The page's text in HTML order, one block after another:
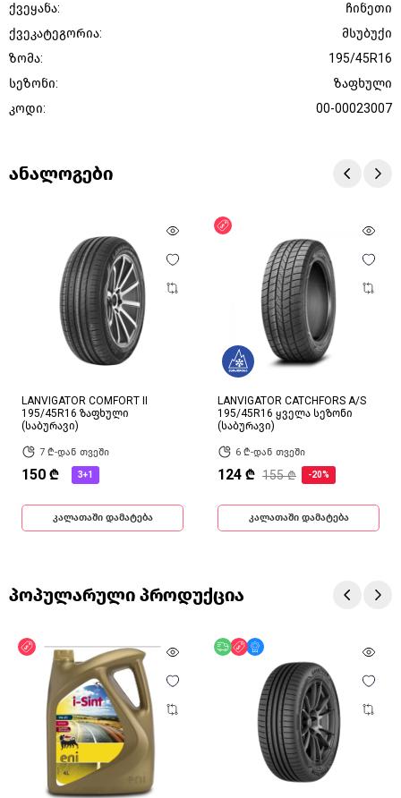
ქვეყანა:
ჩინეთი
ქვეკატეგორია:
მსუბუქი
ზომა:
195/45R16
სეზონი:
ზაფხული
კოდი:
00-00023007
ანალოგები
LANVIGATOR COMFORT II
195/45R16 ზაფხული
(საბურავი)
7 ₾-დან თვეში
150 ₾ 3+1
კალათაში დამატება
LANVIGATOR CATCHFORS A/S
195/45R16 ყველა სეზონი
(საბურავი)
6 ₾-დან თვეში
124 ₾ 155 ₾ -20%
კალათაში დამატება
პოპულარული პროდუქცია
ფასდაკლება უფასო მიწოდება
ფასდაკლება